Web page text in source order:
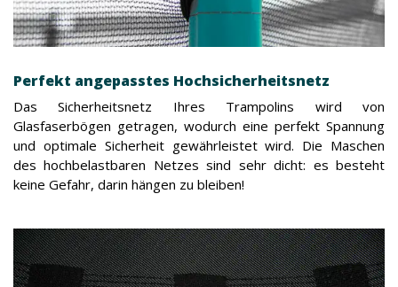
Perfekt angepasstes Hochsicherheitsnetz
Das Sicherheitsnetz Ihres Trampolins wird von
Glasfaserbögen getragen, wodurch eine perfekt Spannung
und optimale Sicherheit gewährleistet wird. Die Maschen
des hochbelastbaren Netzes sind sehr dicht: es besteht
keine Gefahr, darin hängen zu bleiben!